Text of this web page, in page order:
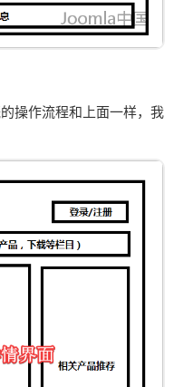
操作流程和上面一样，我